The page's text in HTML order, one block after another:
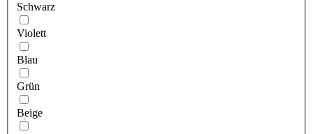
Schwarz
Violett
Blau
Grün
Beige